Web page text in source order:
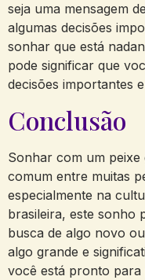
seja uma mensagem
algumas decisões
sonhar que está
pode significar que
decisões importantes
Conclusão
Sonhar com um peixe
comum entre muitas
especialmente na
brasileira, este sonho
busca de algo novo
algo grande e
você está pronto para